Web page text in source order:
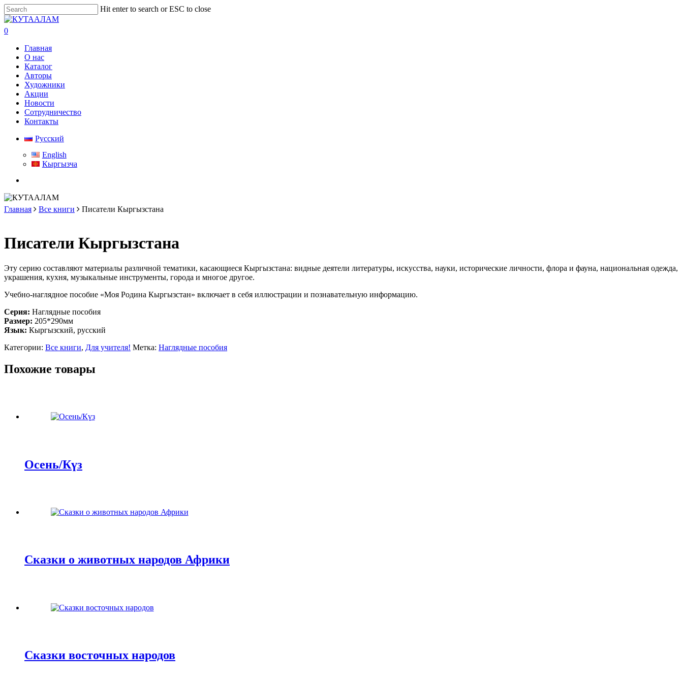
Skip
to
main
content
Hit enter to search or ESC to close
Close
Search
search
0
Главная
О нас
Каталог
Авторы
Художники
Акции
Новости
Сотрудничество
Контакты
Русский
English
Кыргызча
Главная Все книги Писатели Кыргызстана
Писатели Кыргызстана
Эту серию составляют материалы различной тематики, касающиеся Кыргызстана: видные деятели литературы, искусства, науки, исторические личности, флора и фауна, национальная одежда,
украшения, кухня, музыкальные инструменты, города и многое другое.
Учебно-наглядное пособие «Моя Родина Кыргызстан» включает в себя иллюстрации и познавательную информацию.
Серия: Наглядные пособия
Размер: 205*290мм
Язык: Кыргызский, русский
Категории: Все книги, Для учителя! Метка: Наглядные пособия
Похожие товары
Осень/Күз
Сказки о животных народов Африки
Сказки восточных народов